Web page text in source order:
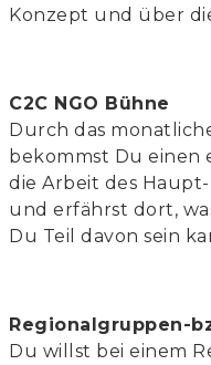
Konzept und über
C2C NGO Bühne
Durch das
bekommst Du einen
die Arbeit des
und erfährst dort,
Du Teil davon sein
Regionalgruppen-
Du willst bei einem